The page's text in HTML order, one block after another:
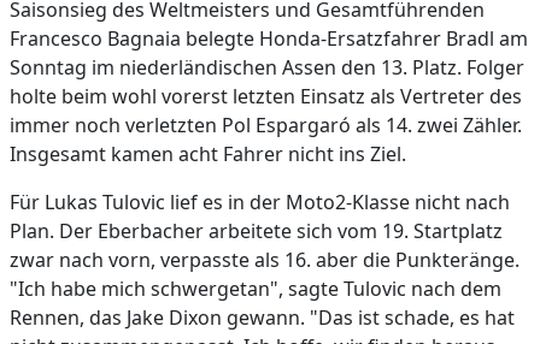
Saisonsieg des Weltmeisters und Gesamtführenden
Francesco Bagnaia belegte Honda-Ersatzfahrer Bradl am
Sonntag im niederländischen Assen den 13. Platz. Folger
holte beim wohl vorerst letzten Einsatz als Vertreter des
immer noch verletzten Pol Espargaró als 14. zwei Zähler.
Insgesamt kamen acht Fahrer nicht ins Ziel.
Für Lukas Tulovic lief es in der Moto2-Klasse nicht nach
Plan. Der Eberbacher arbeitete sich vom 19. Startplatz
zwar nach vorn, verpasste als 16. aber die Punkteränge.
"Ich habe mich schwergetan", sagte Tulovic nach dem
Rennen, das Jake Dixon gewann. "Das ist schade, es hat